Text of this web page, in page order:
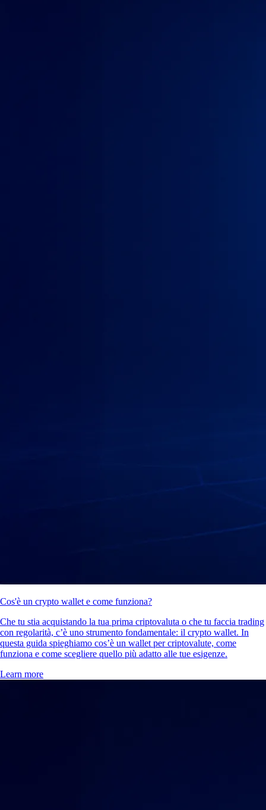
Cos'è un crypto wallet e come funziona?
Che tu stia acquistando la tua prima criptovaluta o che tu faccia trading
con regolarità, c’è uno strumento fondamentale: il crypto wallet. In
questa guida spieghiamo cos’è un wallet per criptovalute, come
funziona e come scegliere quello più adatto alle tue esigenze.
Learn more